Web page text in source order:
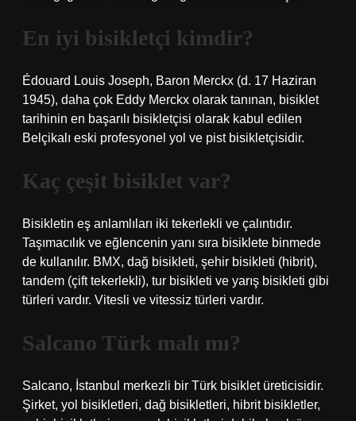
En iyi bisikletçi kimdir?
Édouard Louis Joseph, Baron Merckx (d. 17 Haziran
1945), daha çok Eddy Merckx olarak tanınan, bisiklet
tarihinin en başarılı bisikletçisi olarak kabul edilen
Belçikalı eski profesyonel yol ve pist bisikletçisidir.
Kaç çeşit bisiklet var?
Bisikletin eş anlamlıları iki tekerlekli ve çalıntıdır.
Taşımacılık ve eğlencenin yanı sıra bisiklete binmede
de kullanılır. BMX, dağ bisikleti, şehir bisikleti (hibrit),
tandem (çift tekerlekli), tur bisikleti ve yarış bisikleti gibi
türleri vardır. Vitesli ve vitessiz türleri vardır.
Salcano Türk malı mı?
Salcano, İstanbul merkezli bir Türk bisiklet üreticisidir.
Şirket, yol bisikletleri, dağ bisikletleri, hibrit bisikletler,